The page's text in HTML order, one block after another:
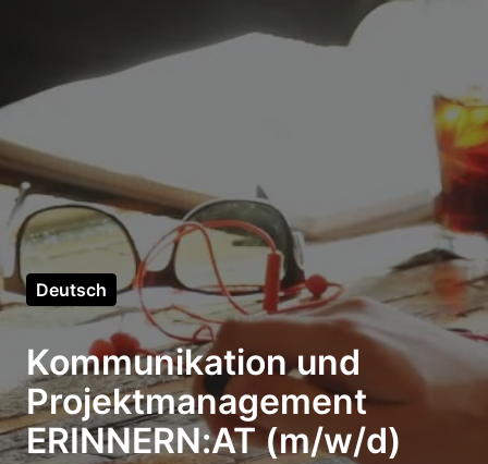
Deutsch
Kommunikation und
Projektmanagement
ERINNERN:AT (m/w/d)